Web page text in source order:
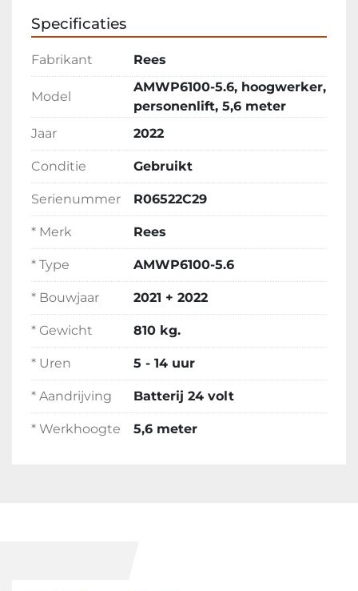
Specificaties
Fabrikant Rees
Model
AMWP6100-5.6, hoogwerker,
personenlift, 5,6 meter
Jaar
2022
Conditie Gebruikt
Serienummer R06522C29
* Merk Rees
* Type AMWP6100-5.6
* Bouwjaar 2021 + 2022
* Gewicht 810 kg.
* Uren 5 - 14 uur
* Aandrijving Batterij 24 volt
* Werkhoogte 5,6 meter